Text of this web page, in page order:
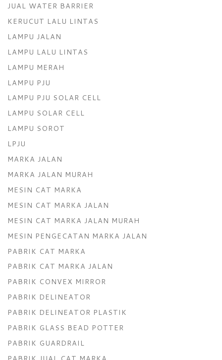
JUAL WATER BARRIER
KERUCUT LALU LINTAS
LAMPU JALAN
LAMPU LALU LINTAS
LAMPU MERAH
LAMPU PJU
LAMPU PJU SOLAR CELL
LAMPU SOLAR CELL
LAMPU SOROT
LPJU
MARKA JALAN
MARKA JALAN MURAH
MESIN CAT MARKA
MESIN CAT MARKA JALAN
MESIN CAT MARKA JALAN MURAH
MESIN PENGECATAN MARKA JALAN
PABRIK CAT MARKA
PABRIK CAT MARKA JALAN
PABRIK CONVEX MIRROR
PABRIK DELINEATOR
PABRIK DELINEATOR PLASTIK
PABRIK GLASS BEAD POTTER
PABRIK GUARDRAIL